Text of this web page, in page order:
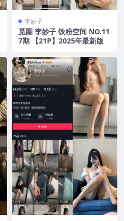
李妙子
觅圈 李妙子 铁粉空间 NO.11
7期 【21P】2025年最新版